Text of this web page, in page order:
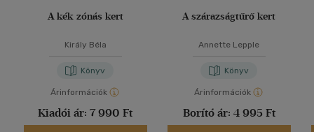
A kék zónás kert
Király Béla
Könyv
Árinformációk
Kiadói ár: 7 990 Ft
A szárazságtűrő kert
Annette Lepple
Könyv
Árinformációk
Borító ár: 4 995 Ft